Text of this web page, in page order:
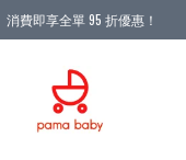
消費即享全單 95 折優惠！